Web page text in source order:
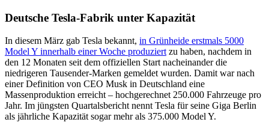
Deutsche Tesla-Fabrik unter Kapazität
In diesem März gab Tesla bekannt, in Grünheide erstmals 5000
Model Y innerhalb einer Woche produziert zu haben, nachdem in
den 12 Monaten seit dem offiziellen Start nacheinander die
niedrigeren Tausender-Marken gemeldet wurden. Damit war nach
einer Definition von CEO Musk in Deutschland eine
Massenproduktion erreicht – hochgerechnet 250.000 Fahrzeuge pro
Jahr. Im jüngsten Quartalsbericht nennt Tesla für seine Giga Berlin
als jährliche Kapazität sogar mehr als 375.000 Model Y.